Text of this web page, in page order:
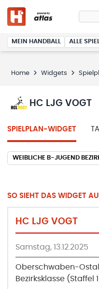
MEIN HANDBALL ALLE
Home Widgets
HC LJG VOGT
SPIELPLAN-WIDGET
SO SIEHT DAS WIDGET
HC LJG VOGT
Samstag, 13.12.2025
Oberschwaben-
Bezirksklasse (Staffel